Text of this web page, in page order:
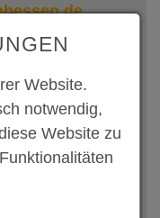
Website.
notwendig,
Website zu